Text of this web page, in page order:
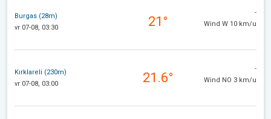
Burgas (28m)
vr 07-08, 03:30
21°
-
Wind W 10 km/u
Kırklareli (230m)
vr 07-08, 03:00
21.6°
-
Wind NO 3 km/u